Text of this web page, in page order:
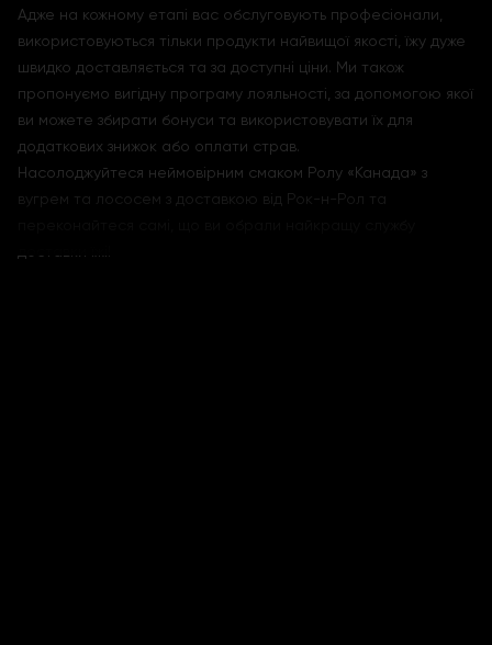
Адже на кожному етапі вас обслуговують професіонали,
використовуються тільки продукти найвищої якості, їжу дуже
швидко доставляється та за доступні ціни. Ми також
пропонуємо вигідну програму лояльності, за допомогою якої
ви можете збирати бонуси та використовувати їх для
додаткових знижок або оплати страв.
Насолоджуйтеся неймовірним смаком Ролу «Канада» з
вугрем та лососем з доставкою від Рок-н-Рол та